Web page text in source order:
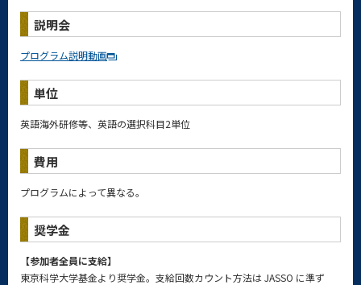
説明会
プログラム説明動画
単位
英語海外研修等、英語の選択科目2単位
費用
プログラムによって異なる。
奨学金
【参加者全員に支給】
東京科学大学基金より奨学金。支給回数カウント方法は JASSO に準ず